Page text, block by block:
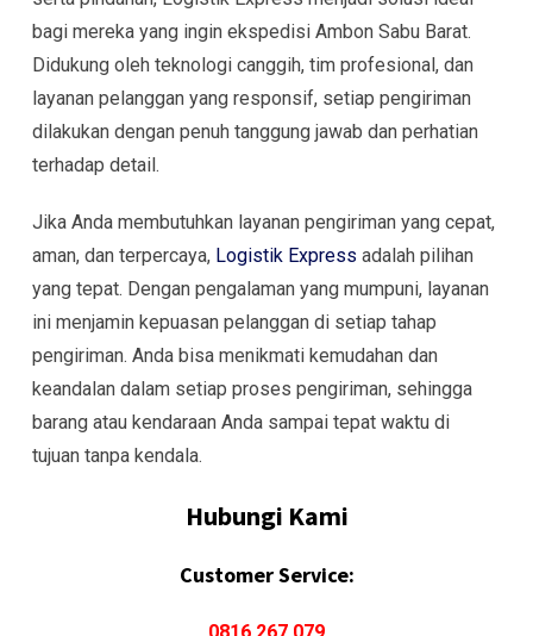
bagi mereka yang ingin ekspedisi Ambon Sabu Barat.
Didukung oleh teknologi canggih, tim profesional, dan
layanan pelanggan yang responsif, setiap pengiriman
dilakukan dengan penuh tanggung jawab dan perhatian
terhadap detail.
Jika Anda membutuhkan layanan pengiriman yang cepat,
aman, dan terpercaya, Logistik Express adalah pilihan
yang tepat. Dengan pengalaman yang mumpuni, layanan
ini menjamin kepuasan pelanggan di setiap tahap
pengiriman. Anda bisa menikmati kemudahan dan
keandalan dalam setiap proses pengiriman, sehingga
barang atau kendaraan Anda sampai tepat waktu di
tujuan tanpa kendala.
Hubungi Kami
Customer Service: